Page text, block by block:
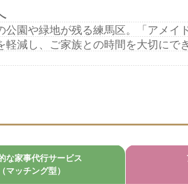
園や緑地が残る練馬区。「アメイ
軽減し、ご家族との時間を大切にで
な家事代行サービス
（マッチング型）